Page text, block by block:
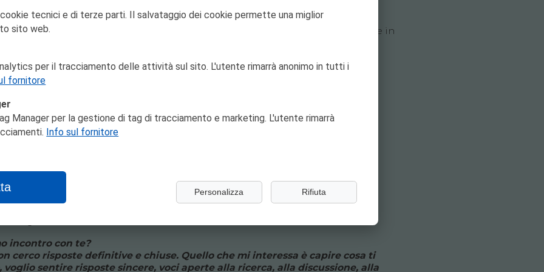
registe, danzatori/danzatrici e artisti/artiste under 35 attivi principalmente in
del Teatro Nazionale di Genova.
al Teatro Ivo Chiesa.
della candidatura
attraverso:
di una cartella (1500 caratteri);
italiano e/o in inglese e vanno inviati via email a:
incontro con te?
cerco risposte definitive e chiuse. Quello che mi interessa è capire cosa ti
voglio sentire risposte sincere, voci aperte alla ricerca, alla discussione, alla
tecnici e di terze parti. Il salvataggio dei cookie permette una miglior
sito web.
per il tracciamento delle attività sul sito. L'utente rimarrà anonimo in tutti i
fornitore
Manager per la gestione di tag di tracciamento e marketing. L'utente rimarrà
Info sul fornitore
Personalizza Rifiuta